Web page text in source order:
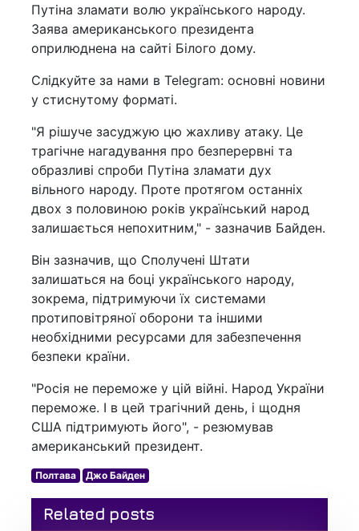
Путіна зламати волю українського народу.
Заява американського президента
оприлюднена на сайті Білого дому.
Слідкуйте за нами в Telegram: основні новини
у стиснутому форматі.
"Я рішуче засуджую цю жахливу атаку. Це
трагічне нагадування про безперервні та
образливі спроби Путіна зламати дух
вільного народу. Проте протягом останніх
двох з половиною років український народ
залишається непохитним," - зазначив Байден.
Він зазначив, що Сполучені Штати
залишаться на боці українського народу,
зокрема, підтримуючи їх системами
протиповітряної оборони та іншими
необхідними ресурсами для забезпечення
безпеки країни.
"Росія не переможе у цій війні. Народ України
переможе. І в цей трагічний день, і щодня
США підтримують його", - резюмував
американський президент.
Полтава Джо Байден
Related posts